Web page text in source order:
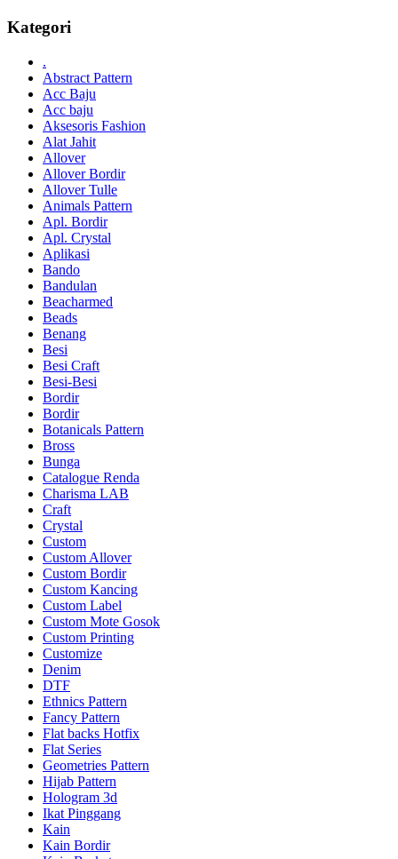
Kategori
.
Abstract Pattern
Acc Baju
Acc baju
Aksesoris Fashion
Alat Jahit
Allover
Allover Bordir
Allover Tulle
Animals Pattern
Apl. Bordir
Apl. Crystal
Aplikasi
Bando
Bandulan
Beacharmed
Beads
Benang
Besi
Besi Craft
Besi-Besi
Bordir
Bordir
Botanicals Pattern
Bross
Bunga
Catalogue Renda
Charisma LAB
Craft
Crystal
Custom
Custom Allover
Custom Bordir
Custom Kancing
Custom Label
Custom Mote Gosok
Custom Printing
Customize
Denim
DTF
Ethnics Pattern
Fancy Pattern
Flat backs Hotfix
Flat Series
Geometries Pattern
Hijab Pattern
Hologram 3d
Ikat Pinggang
Kain
Kain Bordir